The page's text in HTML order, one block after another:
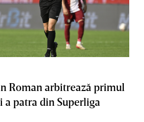
Roman arbitrează primul
a patra din Superliga